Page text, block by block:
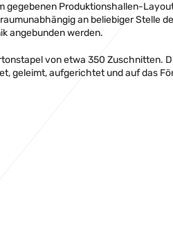
gegebenen Produktionshallen-
an beliebiger Stelle
angebunden werden.
von etwa 350 Zuschnitten.
geleimt, aufgerichtet und auf das